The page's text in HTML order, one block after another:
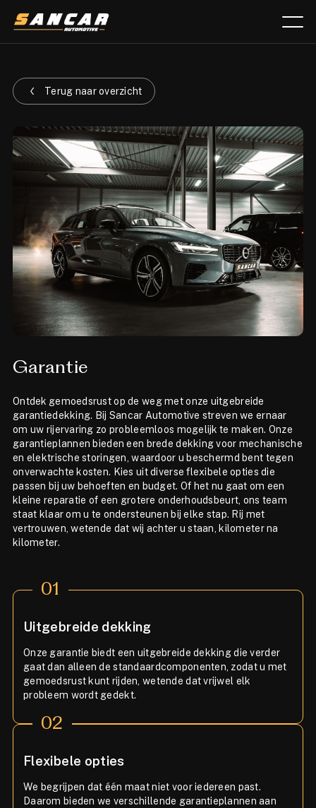
Aanbod
Over ons
Verkocht
Lease calculator
Contact
Terug naar overzicht
Garantie
Ontdek gemoedsrust op de weg met onze uitgebreide
garantiedekking. Bij Sancar Automotive streven we ernaar
om uw rijervaring zo probleemloos mogelijk te maken. Onze
garantieplannen bieden een brede dekking voor mechanische
en elektrische storingen, waardoor u beschermd bent tegen
onverwachte kosten. Kies uit diverse flexibele opties die
passen bij uw behoeften en budget. Of het nu gaat om een
kleine reparatie of een grotere onderhoudsbeurt, ons team
staat klaar om u te ondersteunen bij elke stap. Rij met
vertrouwen, wetende dat wij achter u staan, kilometer na
kilometer.
01
Uitgebreide dekking
Onze garantie biedt een uitgebreide dekking die verder
gaat dan alleen de standaardcomponenten, zodat u met
gemoedsrust kunt rijden, wetende dat vrijwel elk
probleem wordt gedekt.
02
Flexibele opties
We begrijpen dat één maat niet voor iedereen past.
Daarom bieden we verschillende garantieplannen aan